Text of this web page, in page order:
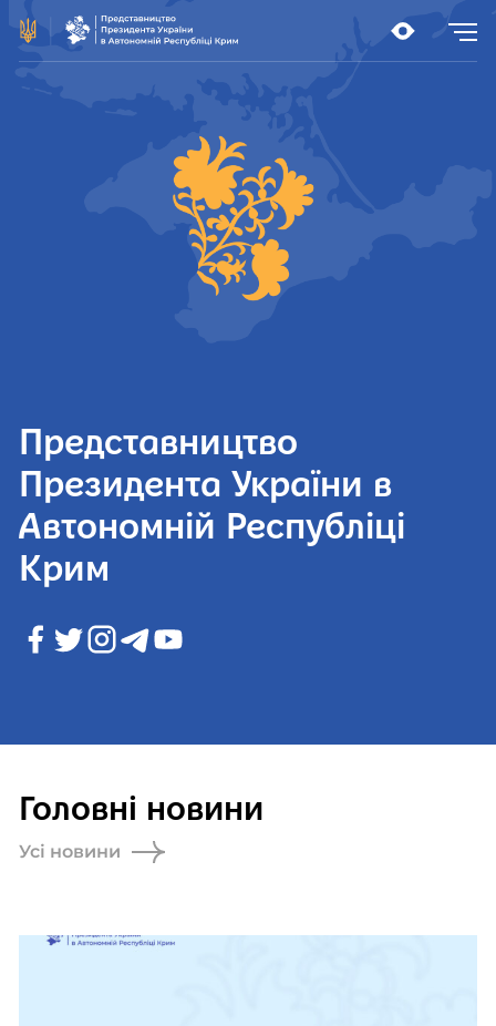
Представництво
Президента України в
Автономній Республіці
Крим
Головні новини
Усі новини